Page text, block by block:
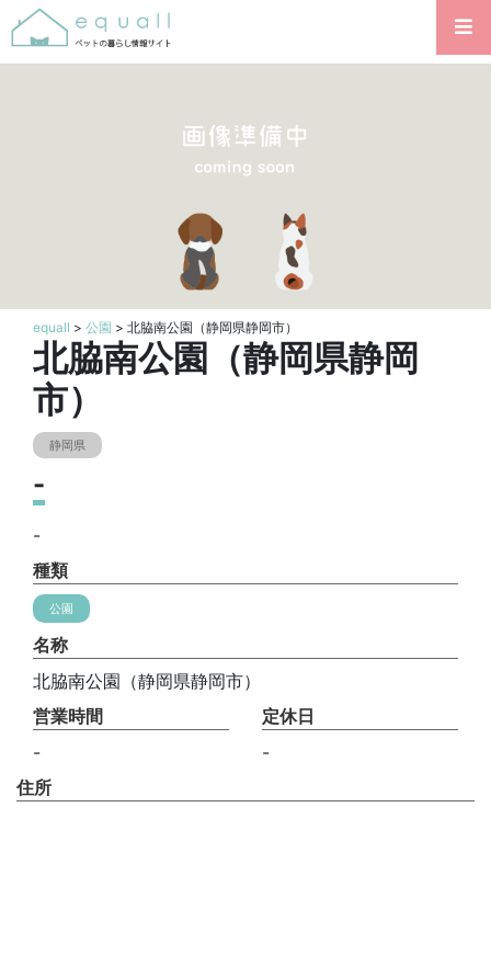
equall > 公園 > 北脇南公園（静岡県静岡市）
北脇南公園（静岡県静岡
市）
静岡県
-
-
種類
公園
名称
北脇南公園（静岡県静岡市）
営業時間
-
定休日
-
住所